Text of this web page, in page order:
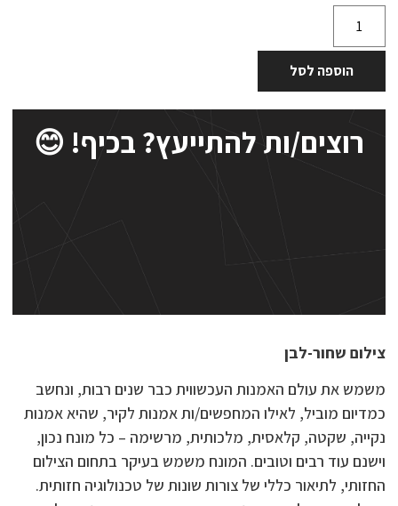
הוספה לסל
רוצים/ות להתייעץ? בכיף! 😊
צילום שחור-לבן
משמש את עולם האמנות העכשווית כבר שנים רבות, ונחשב
כמדיום מוביל, לאילו המחפשים/ות אמנות לקיר, שהיא אמנות
נקייה, שקטה, קלאסית, מלכותית, מרשימה – כל מונח נכון,
וישנם עוד רבים וטובים. המונח משמש בעיקר בתחום הצילום
החזותי, לתיאור כללי של צורות שונות של טכנולוגיה חזותית.